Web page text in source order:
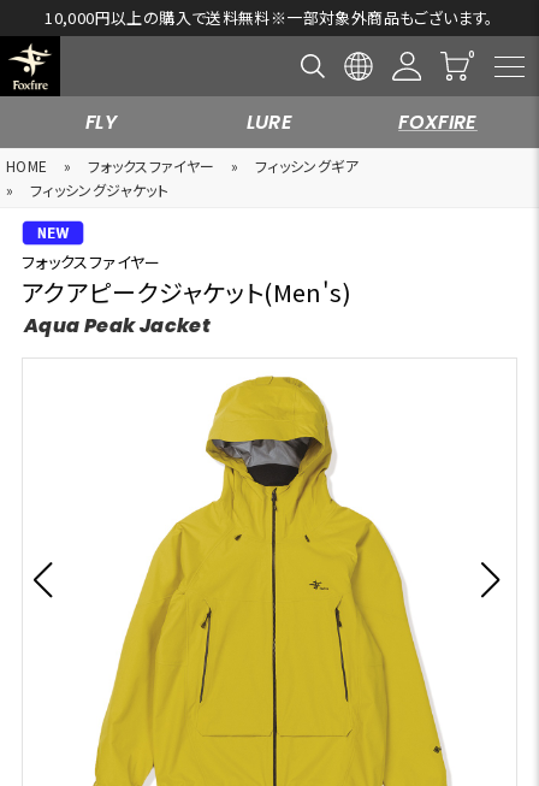
10,000円以上の購入で送料無料※一部対象外商品もございます。
FLY LURE FOXFIRE
HOME » フォックスファイヤー »
フィッシングギア
»
フィッシングジャケット
フォックスファイヤー
アクアピークジャケット(Men's)
Aqua Peak Jacket